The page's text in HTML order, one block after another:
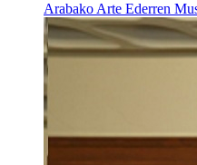
Arabako Arte Ederren